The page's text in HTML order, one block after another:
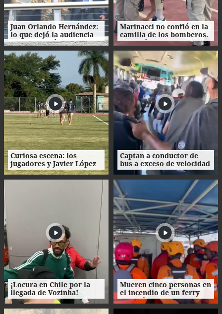
Juan Orlando Hernández:
lo que dejó la audiencia
de declaración de
imputado y lo que sigue
en el proceso
Marinacci no confió en la
camilla de los bomberos.
Prefirió bajarse e irse
caminando
Curiosa escena: los
jugadores y Javier López
se quitaron los tacos y
recorrieron el césped
Captan a conductor de
bus a exceso de velocidad
en Honduras
¡Locura en Chile por la
llegada de Vozinha!
Mueren cinco personas en
el incendio de un ferry
con más de 200 pasajeros
en Indonesia